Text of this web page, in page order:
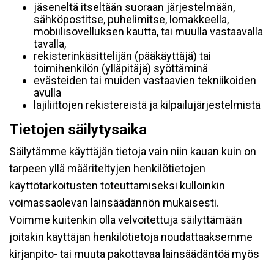
jäseneltä itseltään suoraan järjestelmään,
sähköpostitse, puhelimitse, lomakkeella,
mobiilisovelluksen kautta, tai muulla vastaavalla
tavalla,
rekisterinkäsittelijän (pääkäyttäjä) tai
toimihenkilön (ylläpitäjä) syöttäminä
evästeiden tai muiden vastaavien tekniikoiden
avulla
lajiliittojen rekistereistä ja kilpailujärjestelmistä
Tietojen säilytysaika
Säilytämme käyttäjän tietoja vain niin kauan kuin on
tarpeen yllä määriteltyjen henkilötietojen
käyttötarkoitusten toteuttamiseksi kulloinkin
voimassaolevan lainsäädännön mukaisesti.
Voimme kuitenkin olla velvoitettuja säilyttämään
joitakin käyttäjän henkilötietoja noudattaaksemme
kirjanpito- tai muuta pakottavaa lainsäädäntöä myös